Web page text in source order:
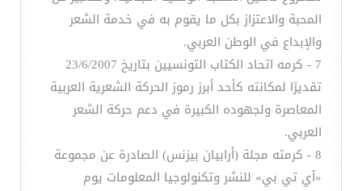
المحبة والاعتزاز بكل ما يقوم به في خدمة الشعر
والإبداع في الوطن العربي.
7 - كرمه اتحاد الكتاب التونسيين بتاريخ 23/6/2007
تقديرًا لمكانته كأحد أبرز رموز الحركة الشعرية العربية
المعاصرة ولجهوده الكبيرة في دعم حركة الشعر
العربي.
8 - كرمته مجلة (أرابيان بيزنس) الصادرة عن مجموعة
«آي تي بي» للنشر وتكنولوجيا المعلومات يوم